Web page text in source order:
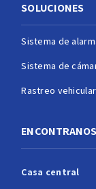
SOLUCIONES
Sistema de
Sistema de
Rastreo vehicular
ENCONTRANOS
Casa central